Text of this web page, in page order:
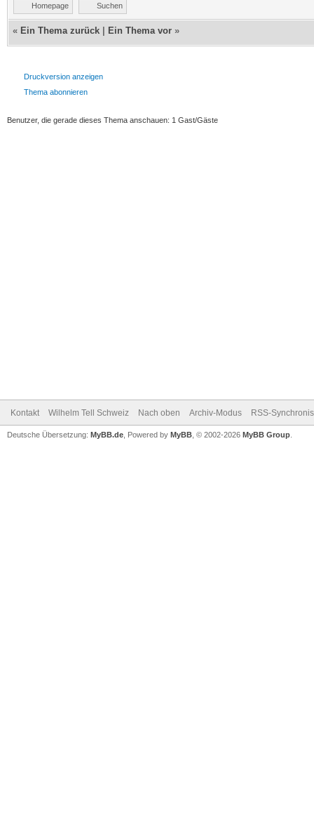
Homepage Suchen
« Ein Thema zurück Ein Thema vor »
Druckversion anzeigen
Thema abonnieren
Benutzer, die gerade dieses Thema anschauen: 1 Gast/Gäste
Kontakt Wilhelm Tell Schweiz Nach oben Archiv-Modus RSS-
Deutsche Übersetzung: MyBB.de , Powered by MyBB , © 2002-2026 MyBB Group